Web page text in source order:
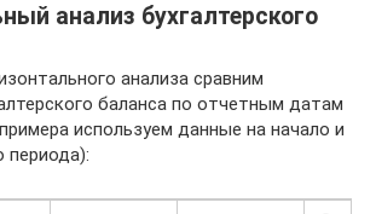
анализ бухгалтерского
анализа сравним
баланса по отчетным датам
используем данные на начало и
периода):